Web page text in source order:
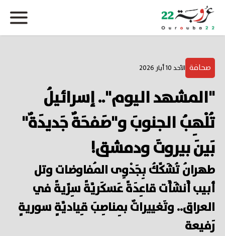
صحافة الأحد 10 أيار 2026
"المشهد اليوم".. إسرائيلُ
تُلْهِبُ الجنوبَ و"صَفحَةٌ جَديدَةٌ"
بَينَ بيروتَ ودمشق!
طهرانُ تُشَكِّكُ بِجَدْوِى المُفاوضات وتل
أبيب أَنشَأَت قاعِدَةً عَسكَريَّةً سِرِّيةً في
العراق.. وتَغييراتٌ بِمناصِبَ قِياديَّةٍ سوريةٍ
رَفيعة